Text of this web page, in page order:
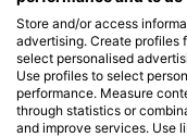
Місця для
Store and/or access
advertising. Create profiles
select personalised
Use profiles to select
performance. Measure
through statistics or
and improve services. Use